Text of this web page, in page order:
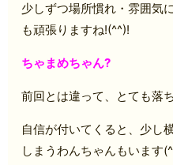
少しずつ場所慣れ・雰囲気
も頑張りますね!(^^)!
ちゃまめちゃん?
前回とは違って、とても落
自信が付いてくると、少し
しまうわんちゃんもいます